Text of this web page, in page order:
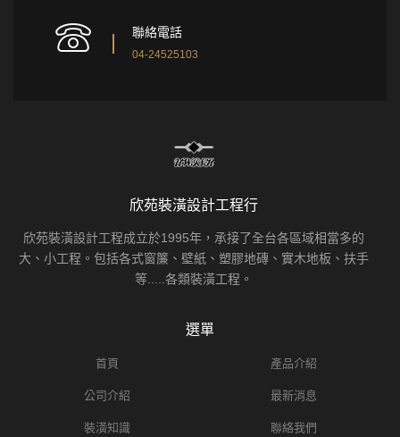
聯絡電話
04-24525103
欣苑裝潢設計工程行
欣苑裝潢設計工程成立於1995年，承接了全台各區域相當多的
大、小工程。包括各式窗簾、壁紙、塑膠地磚、實木地板、扶手
等.....各類裝潢工程。
選單
首頁
公司介紹
裝潢知識
產品介紹
最新消息
聯絡我們